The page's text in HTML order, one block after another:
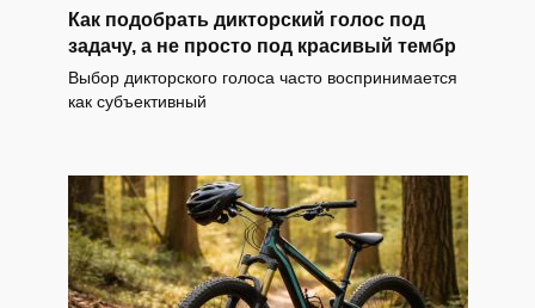
Как подобрать дикторский голос под
задачу, а не просто под красивый тембр
Выбор дикторского голоса часто воспринимается
как субъективный